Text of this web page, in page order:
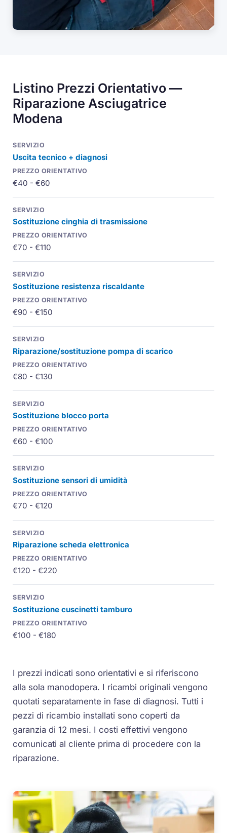
Listino Prezzi Orientativo —
Riparazione Asciugatrice
Modena
Uscita tecnico + diagnosi
€40 - €60
Sostituzione cinghia di trasmissione
€70 - €110
Sostituzione resistenza riscaldante
€90 - €150
Riparazione/sostituzione pompa di scarico
€80 - €130
Sostituzione blocco porta
€60 - €100
Sostituzione sensori di umidità
€70 - €120
Riparazione scheda elettronica
€120 - €220
Sostituzione cuscinetti tamburo
€100 - €180
I prezzi indicati sono orientativi e si riferiscono
alla sola manodopera. I ricambi originali vengono
quotati separatamente in fase di diagnosi. Tutti i
pezzi di ricambio installati sono coperti da
garanzia di 12 mesi. I costi effettivi vengono
comunicati al cliente prima di procedere con la
riparazione.